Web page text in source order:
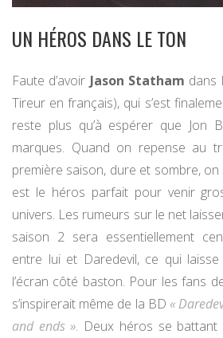
UN HÉROS DANS LE TON
Faute d’avoir Jason Statham dans
Tireur en français), qui s’est
reste plus qu’à espérer que Jon
marques. Quand on repense au
première saison, dure et sombre,
est le héros parfait pour venir
univers. Les rumeurs sur le net
saison 2 sera essentiellement
entre lui et Daredevil, ce qui
l’écran côté baston. Pour les fans
s’inspirerait même de la BD «
and ends ». Deux héros se battant